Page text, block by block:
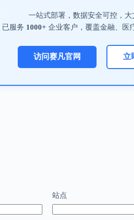
一站式部署，数据安全可控，大
已服务 1000+ 企业客户，覆盖金融、医
访问赛凡官网 立
站点